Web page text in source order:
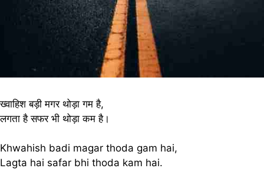
ख्वाहिश बड़ी मगर थोड़ा गम है,
लगता है सफर भी थोड़ा कम है।
Khwahish badi magar thoda gam hai,
Lagta hai safar bhi thoda kam hai.